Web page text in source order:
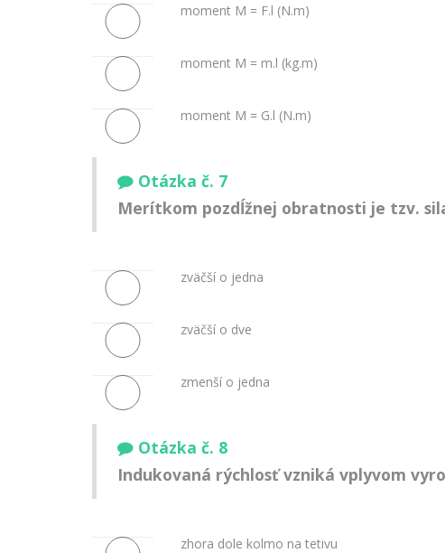
moment M = F.l (N.m)
moment M = m.l (kg.m)
moment M = G.l (N.m)
Otázka č. 7
Merítkom pozdĺžnej obratnosti je tzv.
zväčší o jedna
zväčší o dve
zmenší o jedna
Otázka č. 8
Indukovaná rýchlosť vzniká vplyvom
zhora dole kolmo na tetivu